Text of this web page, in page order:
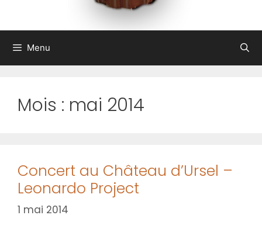
Menu
Mois : mai 2014
Concert au Château d’Ursel –
Leonardo Project
1 mai 2014